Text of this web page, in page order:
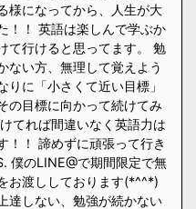
様になってから、人生が大
！！ 英語は楽しんで学ぶか
て行けると思ってます。 勉
ない方、無理して覚えよう
りに「小さくて近い目標」
の目標に向かって続けてみ
てれば間違いなく英語力は
！！ 諦めずに頑張って行き
僕のLINE@で期間限定で無
お渡ししております(*^^*)
達しない、勉強が続かない